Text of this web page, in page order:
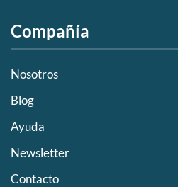
Compañía
Nosotros
Blog
Ayuda
Newsletter
Contacto